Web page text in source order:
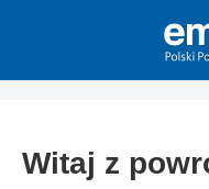
Witaj z